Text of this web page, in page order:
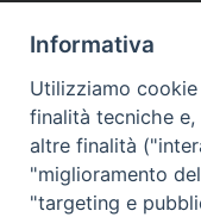
Art. 94
Lo stipendio e gli altri
articoli 92 e 93 sono
posizioni di stato per
le norme in vigore per
posto l’onere del
Informativa
Utilizziamo
finalità tecniche
altre finalità
"miglioramento
"targeting e